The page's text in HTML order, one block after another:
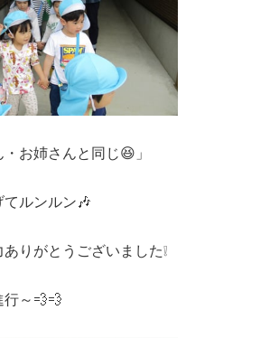
・お姉さんと同じ😆」
てルンルン🎶
りがとうございました❕
行～💨💨